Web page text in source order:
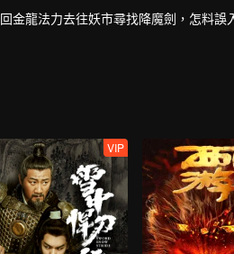
金龍法力去往妖市尋找降魔劍，怎料誤
VIP